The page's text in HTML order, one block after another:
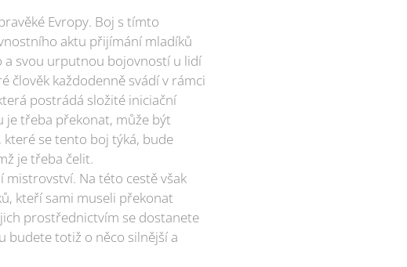
Evropy. Boj s tímto
aktu přijímání mladíků
a svou urputnou bojovností u lidí
člověk každodenně svádí v rámci
postrádá složité iniciační
je třeba překonat, může být
se tento boj týká, bude
je třeba čelit.
Na této cestě však
kteří sami museli překonat
prostřednictvím se dostanete
budete totiž o něco silnější a